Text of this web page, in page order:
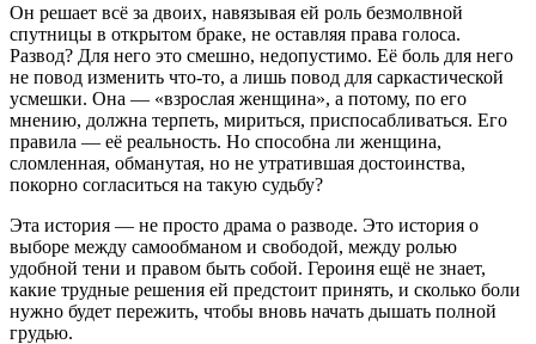
Он решает всё за двоих, навязывая ей роль безмолвной
спутницы в открытом браке, не оставляя права голоса.
Развод? Для него это смешно, недопустимо. Её боль для него
не повод изменить что-то, а лишь повод для саркастической
усмешки. Она — «взрослая женщина», а потому, по его
мнению, должна терпеть, мириться, приспосабливаться. Его
правила — её реальность. Но способна ли женщина,
сломленная, обманутая, но не утратившая достоинства,
покорно согласиться на такую судьбу?
Эта история — не просто драма о разводе. Это история о
выборе между самообманом и свободой, между ролью
удобной тени и правом быть собой. Героиня ещё не знает,
какие трудные решения ей предстоит принять, и сколько боли
нужно будет пережить, чтобы вновь начать дышать полной
грудью.